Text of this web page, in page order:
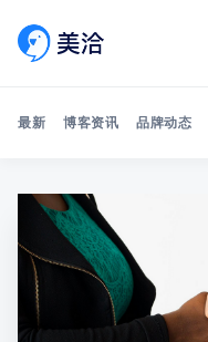
最新 博客资讯 品牌动态